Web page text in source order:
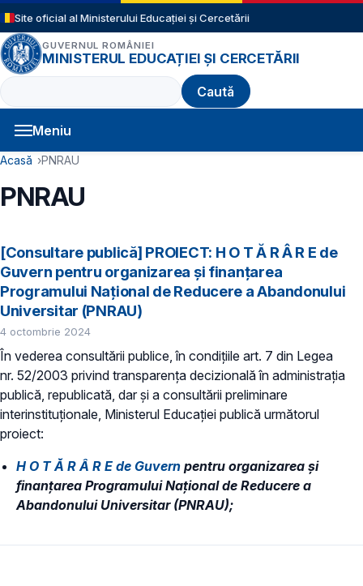
Sari la conținutul principal
Site oficial al Ministerului Educației și Cercetării
GUVERNUL ROMÂNIEI
MINISTERUL EDUCAȚIEI ȘI CERCETĂRII
Caută
Meniu
Navigație principală
Cale de navigare
Acasă PNRAU
PNRAU
[Consultare publică] PROIECT: H O T Ă R Â R E de
Guvern pentru organizarea și finanțarea
Programului Național de Reducere a Abandonului
Universitar (PNRAU)
4 octombrie 2024
În vederea consultării publice, în condiţiile art. 7 din Legea
nr. 52/2003 privind transparenţa decizională în administraţia
publică, republicată, dar și a consultării preliminare
interinstituționale, Ministerul Educaţiei publică următorul
proiect:
H O T Ă R Â R E​ de Guvern pentru organizarea și
finanțarea Programului Național de Reducere a
Abandonului Universitar (PNRAU);